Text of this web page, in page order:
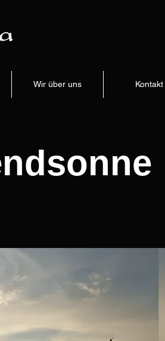
Wir über uns Kontakt